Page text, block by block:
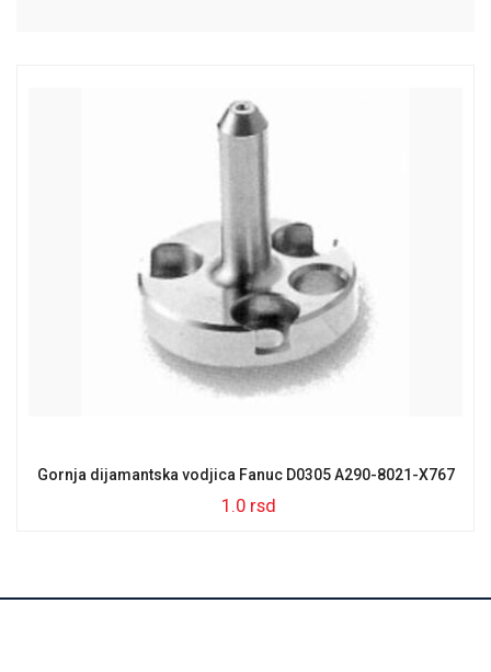
Gornja dijamantska vodjica Fanuc D0305 A290-8021-X767
1.0 rsd